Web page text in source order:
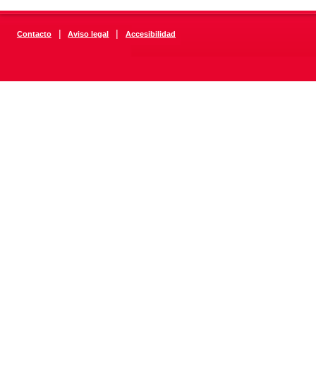
Contacto | Aviso legal | Accesibilidad